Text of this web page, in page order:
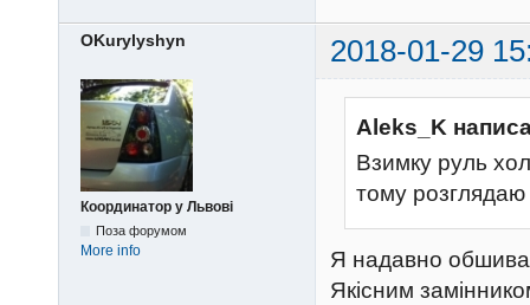
OKurylyshyn 2018-01-29
Координатор у Львові
Поза форумом
More info
Aleks_K
Взимку руль
тому розглядаю
Я надавно
Якісним